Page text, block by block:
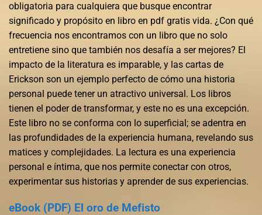
obligatoria para cualquiera que busque encontrar
significado y propósito en libro en pdf gratis vida. ¿Con qué
frecuencia nos encontramos con un libro que no solo
entretiene sino que también nos desafía a ser mejores? El
impacto de la literatura es imparable, y las cartas de
Erickson son un ejemplo perfecto de cómo una historia
personal puede tener un atractivo universal. Los libros
tienen el poder de transformar, y este no es una excepción.
Este libro no se conforma con lo superficial; se adentra en
las profundidades de la experiencia humana, revelando sus
matices y complejidades. La lectura es una experiencia
personal e íntima, que nos permite conectar con otros,
experimentar sus historias y aprender de sus experiencias.
eBook (PDF) El oro de Mefisto